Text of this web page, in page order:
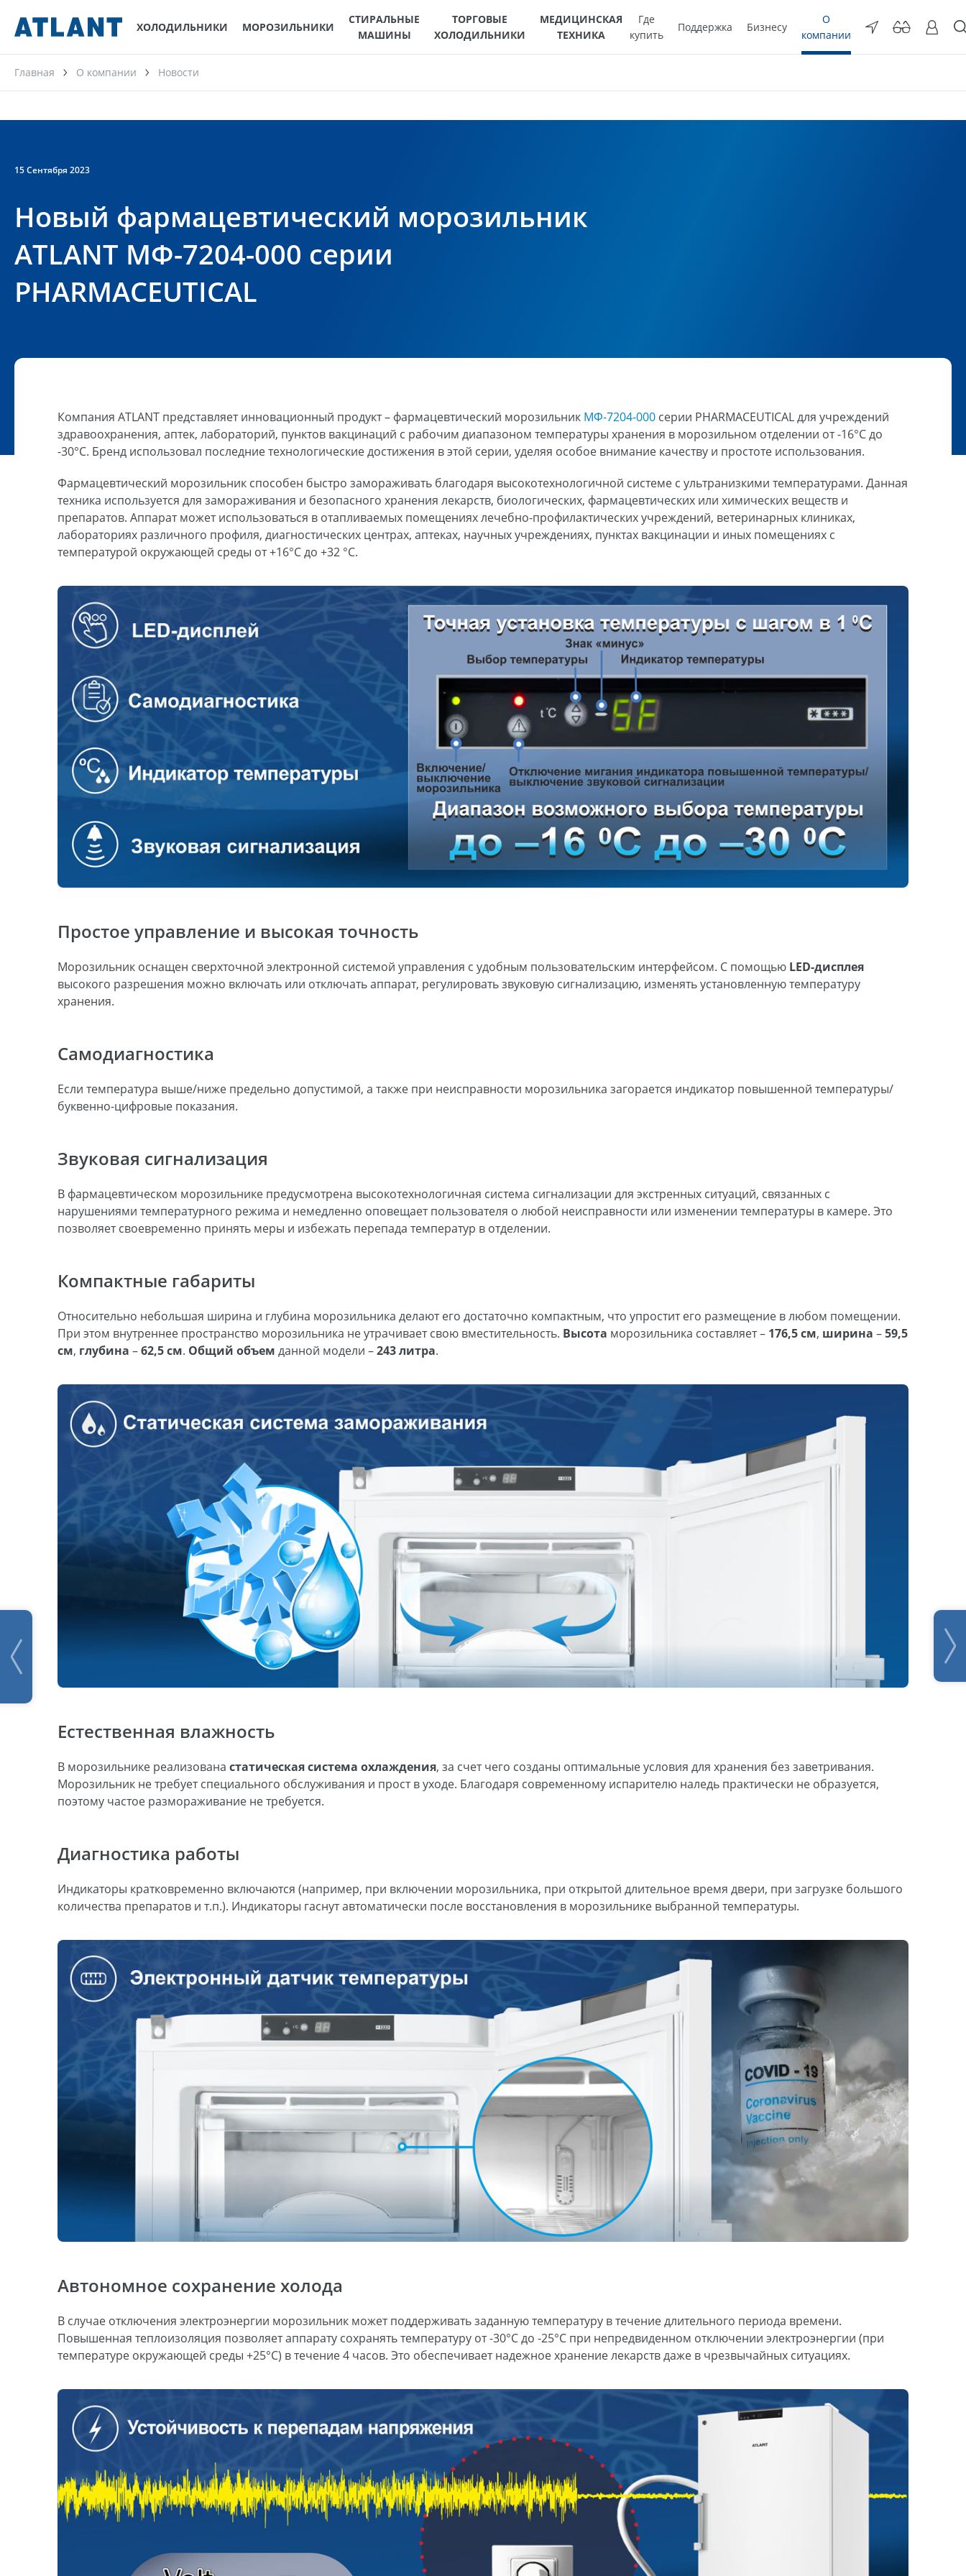
ХОЛОДИЛЬНИКИ МОРОЗИЛЬНИКИ
СТИРАЛЬНЫЕ
МАШИНЫ
ТОРГОВЫЕ
ХОЛОДИЛЬНИКИ
МЕДИЦИНСКАЯ
ТЕХНИКА
Где
купить
Поддержка Бизнесу
О
компании
Главная О компании Новости
15 Сентября 2023
Новый фармацевтический морозильник
ATLANT MФ-7204-000 серии
PHARMACEUTICAL
Компания ATLANT представляет инновационный продукт – фармацевтический морозильник МФ-7204-000 серии PHARMACEUTICAL для учреждений
здравоохранения, аптек, лабораторий, пунктов вакцинаций с рабочим диапазоном температуры хранения в морозильном отделении от -16°C до
-30°C. Бренд использовал последние технологические достижения в этой серии, уделяя особое внимание качеству и простоте использования.
Фармацевтический морозильник способен быстро замораживать благодаря высокотехнологичной системе с ультранизкими температурами. Данная
техника используется для замораживания и безопасного хранения лекарств, биологических, фармацевтических или химических веществ и
препаратов. Аппарат может использоваться в отапливаемых помещениях лечебно-профилактических учреждений, ветеринарных клиниках,
лабораториях различного профиля, диагностических центрах, аптеках, научных учреждениях, пунктах вакцинации и иных помещениях с
температурой окружающей среды от +16°С до +32 °С.
Простое управление и высокая точность
Морозильник оснащен сверхточной электронной системой управления с удобным пользовательским интерфейсом. С помощью LED-дисплея
высокого разрешения можно включать или отключать аппарат, регулировать звуковую сигнализацию, изменять установленную температуру
хранения.
Самодиагностика
Если температура выше/ниже предельно допустимой, а также при неисправности морозильника загорается индикатор повышенной температуры/
буквенно-цифровые показания.
Звуковая сигнализация
В фармацевтическом морозильнике предусмотрена высокотехнологичная система сигнализации для экстренных ситуаций, связанных с
нарушениями температурного режима и немедленно оповещает пользователя о любой неисправности или изменении температуры в камере. Это
позволяет своевременно принять меры и избежать перепада температур в отделении.
Компактные габариты
Относительно небольшая ширина и глубина морозильника делают его достаточно компактным, что упростит его размещение в любом помещении.
При этом внутреннее пространство морозильника не утрачивает свою вместительность. Высота морозильника составляет – 176,5 см, ширина –59,5
см, глубина –62,5 см. Общий объем данной модели –243 литра.
Естественная влажность
В морозильнике реализована статическая система охлаждения, за счет чего созданы оптимальные условия для хранения без заветривания.
Морозильник не требует специального обслуживания и прост в уходе. Благодаря современному испарителю наледь практически не образуется,
поэтому частое размораживание не требуется.
Диагностика работы
Индикаторы кратковременно включаются (например, при включении морозильника, при открытой длительное время двери, при загрузке большого
количества препаратов и т.п.). Индикаторы гаснут автоматически после восстановления в морозильнике выбранной температуры.
Автономное сохранение холода
В случае отключения электроэнергии морозильник может поддерживать заданную температуру в течение длительного периода времени.
Повышенная теплоизоляция позволяет аппарату сохранять температуру от -30°С до -25°С при непредвиденном отключении электроэнергии (при
температуре окружающей среды +25°С) в течение 4 часов. Это обеспечивает надежное хранение лекарств даже в чрезвычайных ситуациях.